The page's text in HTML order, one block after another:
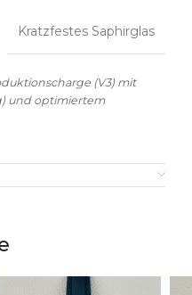
Kratzfestes Saphirglas
(V3) mit
und optimiertem